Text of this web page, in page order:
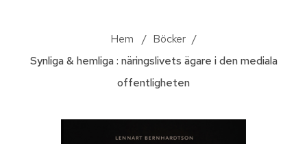
Hem / Böcker /
Synliga & hemliga : näringslivets ägare i den mediala
offentligheten